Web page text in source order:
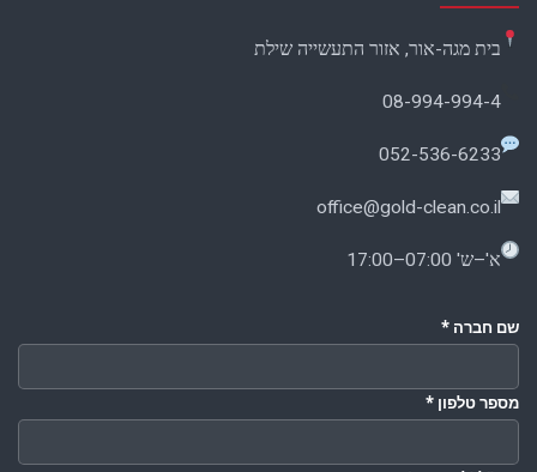
בית מגה-אור, אזור התעשייה שילת
08-994-994-4
052-536-6233
office@gold-clean.co.il
א'–ש' 07:00–17:00
שם חברה *
מספר טלפון *